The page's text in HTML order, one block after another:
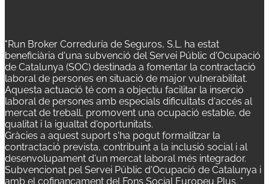
"Run Broker Correduría de Seguros, S.L. ha estat
beneficiària d'una subvenció del Servei Públic d'Ocupació
de Catalunya (SOC) destinada a fomentar la contractació
laboral de persones en situació de major vulnerabilitat.
Aquesta actuació té com a objectiu facilitar la inserció
laboral de persones amb especials dificultats d'accés al
mercat de treball, promovent una ocupació estable, de
qualitat i la igualtat d'oportunitats.
Gràcies a aquest suport s'ha pogut formalitzar la
contractació prevista, contribuint a la inclusió social i al
desenvolupament d'un mercat laboral més integrador.
Subvencionat pel Servei Públic d'Ocupació de Catalunya i
amb el cofinançament del Fons Social Europeu Plus. "